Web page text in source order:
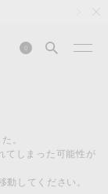
0
。
てしまった可能性が
してください。